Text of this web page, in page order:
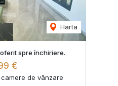
Harta
spre închiriere.
€
de vânzare